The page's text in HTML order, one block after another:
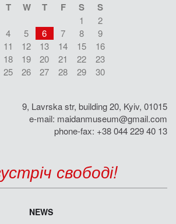
T W T F S S
1
2
4 5 6 7 8
9
11 12 13 14 15
16
18 19 20 21 22
23
25 26 27 28 29
30
9, Lavrska str, building 20, Kyiv, 01015
e-mail: maidanmuseum@gmail.com
phone-fax: +38 044 229 40 13
свободі!
NEWS